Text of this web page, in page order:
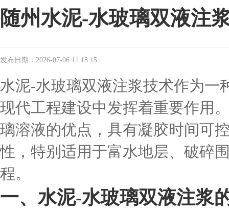
随州水泥-水玻璃双液注
发布日期：2026-07-06 11:18:15
水泥-水玻璃双液注浆技术作为一
现代工程建设中发挥着重要作用
璃溶液的优点，具有凝胶时间可
性，特别适用于富水地层、破碎
程。
一、水泥-水玻璃双液注浆